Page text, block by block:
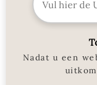
Nadat u een